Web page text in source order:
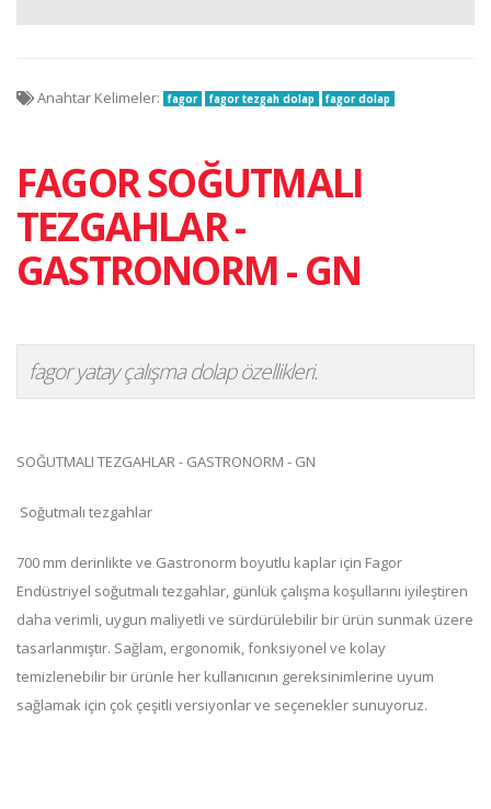
FAGOR SOĞUTMALI
TEZGAHLAR -
GASTRONORM - GN
fagor yatay çalışma dolap özellikleri.
SOĞUTMALI TEZGAHLAR - GASTRONORM - GN
Soğutmalı tezgahlar
700 mm derinlikte ve Gastronorm boyutlu kaplar için Fagor
Endüstriyel soğutmalı tezgahlar, günlük çalışma koşullarını iyileştiren
daha verimli, uygun maliyetli ve sürdürülebilir bir ürün sunmak üzere
tasarlanmıştır. Sağlam, ergonomik, fonksiyonel ve kolay
temizlenebilir bir ürünle her kullanıcının gereksinimlerine uyum
sağlamak için çok çeşitli versiyonlar ve seçenekler sunuyoruz.
Anahtar Kelimeler: fagor fagor tezgah dolap fagor dolap